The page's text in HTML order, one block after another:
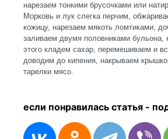
нарезаем тонкими брусочками или
Морковь и лук слегка перчим,
кожицу, нарезаем мякоть ломтиками,
заливаем двумя половниками
этого кладем сахар, перемешиваем и
доводим до кипения, накрываем
тарелки мясо.
если понравилась статья - п